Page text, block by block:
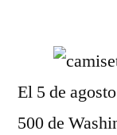
El 5 de
500 de